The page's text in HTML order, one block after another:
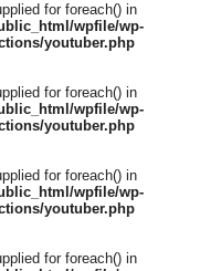
for foreach() in
wpfile/wp-
youtuber.php
for foreach() in
wpfile/wp-
youtuber.php
for foreach() in
wpfile/wp-
youtuber.php
for foreach() in